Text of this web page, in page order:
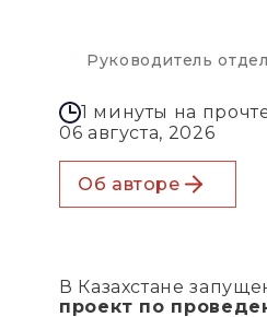
Руководитель
1 минуты на
06 августа, 2026
Об авторе
В Казахстане
проект по